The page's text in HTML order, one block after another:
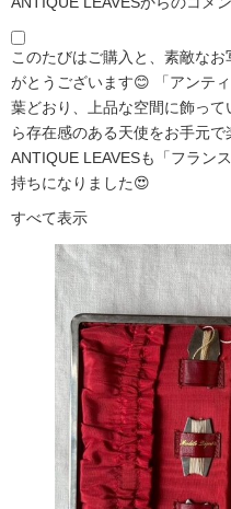
このたびはご購入と、素敵な
がとうございます😊 「アンテ
葉どおり、上品な空間に飾っ
ら存在感のある天使をお手元で
ANTIQUE LEAVESも「フラン
持ちになりました😍
すべて表示